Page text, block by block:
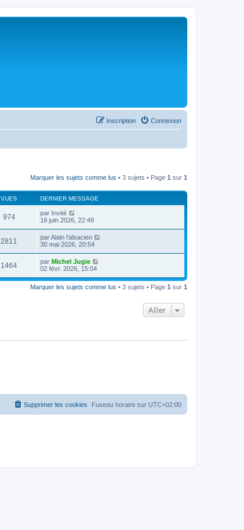
Connexion
Inscription
Marquer les sujets comme lus • 3 sujets • Page 1 sur 1
VUES DERNIER MESSAGE
974 par Invité
16 juin 2026, 22:49
2811 parAlain l’alsacien
30 mai 2026, 20:54
1464 par Michel Jugie
02 févr. 2026, 15:04
Marquer les sujets comme lus • 3 sujets • Page 1 sur 1
Aller
Fuseau horaire sur UTC+02:00
Supprimer les cookies